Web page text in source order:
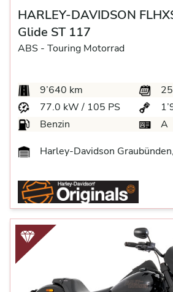
HARLEY-DAVIDSON
Glide ST 117
ABS - Touring Motorrad
9’640 km
77.0 kW / 105 PS
Benzin
A
Harley-Davidson